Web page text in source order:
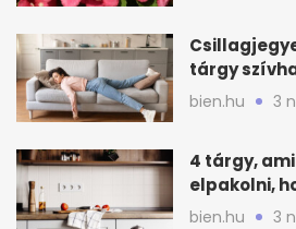
tárgy
otthonod
bien.hu 3
4 tárgy,
elpakolni,
bien.hu 3